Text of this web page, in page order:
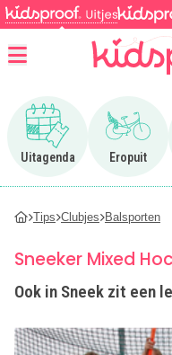
Uitagenda
Ga naar Uitagenda
Eropuit
Ga
Tips Clubjes Balsporten
Sneeker Mixed
Ook in Sneek zit een